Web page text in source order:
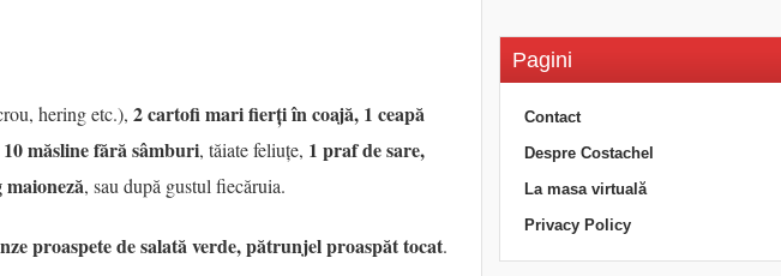
hering etc.), 2 cartofi mari fierți în coajă, 1 ceapă
10 măsline fără sâmburi, tăiate feliuțe, 1 praf de sare,
maioneză, sau după gustul fiecăruia.
proaspete de salată verde, pătrunjel proaspăt tocat.
Pagini
Contact
Despre Costachel
La masa virtuală
Privacy Policy